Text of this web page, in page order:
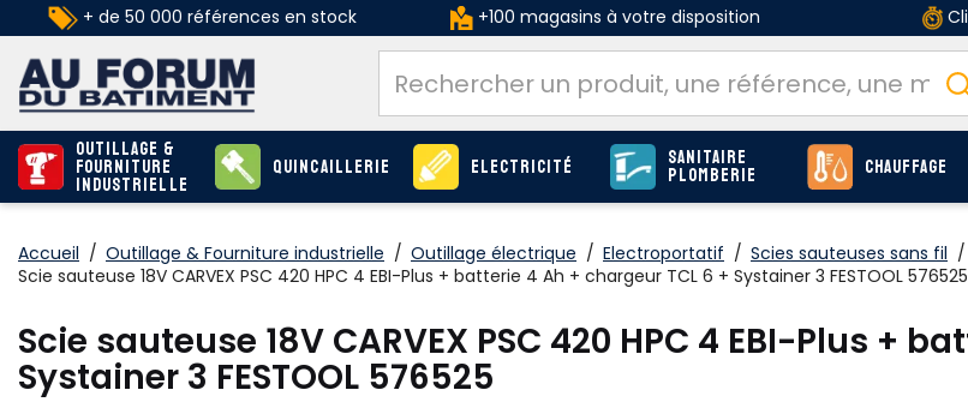
+ de 50 000 références en stock +100 magasins à votre disposition
Outillage &
Fourniture
industrielle
Quincaillerie Electricité Sanitaire
Plomberie Chauffage
Accueil / Outillage & Fourniture industrielle / Outillage électrique / Electroportatif / Scies sauteuses sans fil /
Scie sauteuse 18V CARVEX PSC 420 HPC 4 EBI-Plus + batterie 4 Ah + chargeur TCL 6 + Systainer 3 FESTOOL 576525
Scie sauteuse 18V CARVEX PSC 420 HPC 4 EBI-Plus +
Systainer 3 FESTOOL 576525